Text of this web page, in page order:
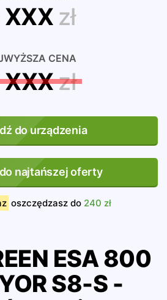
XXX zł
CENA
zł
do urządzenia
najtańszej oferty
oszczędzasz do 240 zł
ESA 800
S8-S -